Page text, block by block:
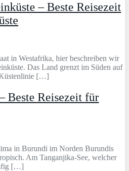
– Beste Reisezeit
in Westafrika, hier beschreiben wir
Das Land grenzt im Süden auf
[…]
Beste Reisezeit für
in Burundi im Norden Burundis
Am Tanganjika-See, welcher
[…]